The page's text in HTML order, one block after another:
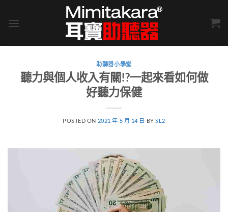
助聽器小學堂
聽力與個人收入有關!?一起來看如何做
好聽力保健
POSTED ON 2021 年 5 月 14 日 BYSL2